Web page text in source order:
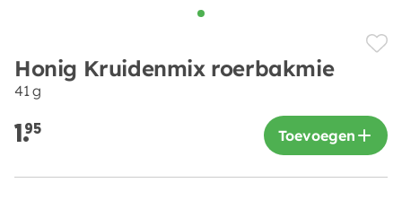
Honig Kruidenmix roerbakmie
41 g
1.95 Toevoegen